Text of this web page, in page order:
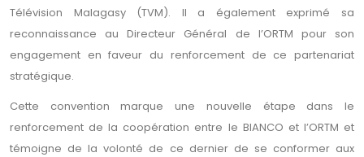
Télévision Malagasy (TVM). Il a également exprimé sa
reconnaissance au Directeur Général de l’ORTM pour son
engagement en faveur du renforcement de ce partenariat
stratégique.
Cette convention marque une nouvelle étape dans le
renforcement de la coopération entre le BIANCO et l’ORTM et
témoigne de la volonté de ce dernier de se conformer aux